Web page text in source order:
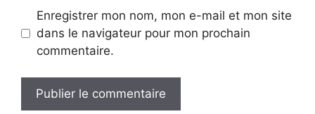
Enregistrer mon nom, mon e-mail et mon site
dans le navigateur pour mon prochain
commentaire.